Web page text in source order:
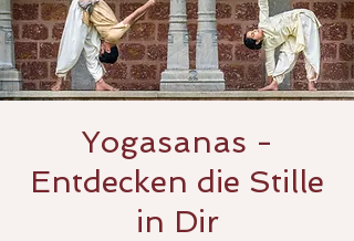
Yogasanas -
Entdecken die Stille
in Dir